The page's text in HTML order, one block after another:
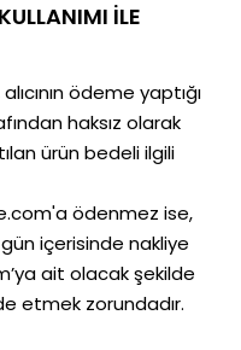
İLE
ödeme yaptığı
haksız olarak
ürün bedeli ilgili
ödenmez ise,
içerisinde nakliye
ait olacak şekilde
etmek zorundadır.